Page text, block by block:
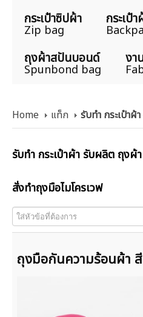
กระเป๋าซิปผ้า
Zip bag
กระเป๋
ถุงผ้าสปันบอนด์
Spunbond bag
งา
Home แท็ก รับทำ กระเป๋า
รับทำ กระเป๋าผ้า รับผลิต ถุงผ้
สั่งทำถุงมือไมโครเวฟ
ใส่หัวข้อที่ต้องการ
ถุงมือกันความร้อนผ้า